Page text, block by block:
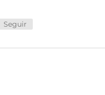
Seguir